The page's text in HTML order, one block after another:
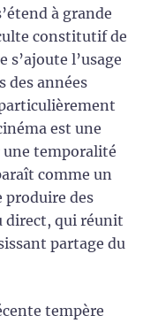
à grande
constitutif de
s’ajoute l’usage
des années
est une
temporalité
comme un
des
direct, qui réunit
partage du
tempère